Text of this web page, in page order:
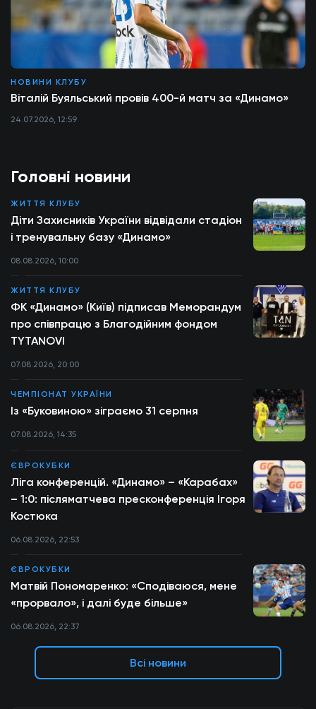
Головні новини
ЖИТТЯ КЛУБУ
Діти Захисників України відвідали стадіон
і тренувальну базу «Динамо»
08.08.2026, 10:00
ЖИТТЯ КЛУБУ
ФК «Динамо» (Київ) підписав Меморандум
про співпрацю з Благодійним фондом
TYTANOVI
07.08.2026, 20:00
ЧЕМПІОНАТ УКРАЇНИ
Із «Буковиною» зіграємо 31 серпня
07.08.2026, 14:35
ЄВРОКУБКИ
Ліга конференцій. «Динамо» – «Карабах»
– 1:0: післяматчева пресконференція Ігоря
Костюка
06.08.2026, 22:53
ЄВРОКУБКИ
Матвій Пономаренко: «Сподіваюся, мене
«прорвало», і далі буде більше»
06.08.2026, 22:37
Всі новини
НОВИНИ КЛУБУ
Віталій Буяльський провів 400-й матч за «Динамо»
24.07.2026, 12:59